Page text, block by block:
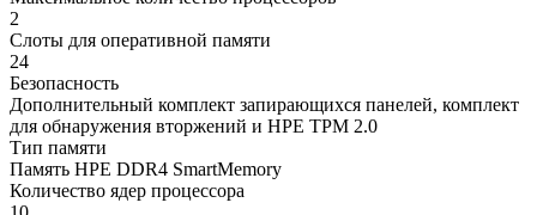
2
Слоты для оперативной памяти
24
Безопасность
Дополнительный комплект запирающихся панелей, комплект
для обнаружения вторжений и HPE TPM 2.0
Тип памяти
Память HPE DDR4 SmartMemory
Количество ядер процессора